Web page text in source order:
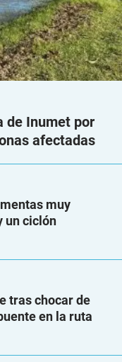
de Inumet por
afectadas
muy
un ciclón
tras chocar de
en la ruta